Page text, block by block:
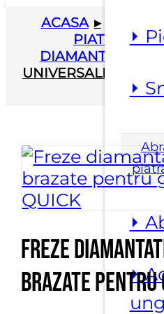
⏵
⏵
⏵
⏵
ACASA ▸
PIATRA/
DIAMANTATE
UNIVERSALE
Freze
brazate pentru